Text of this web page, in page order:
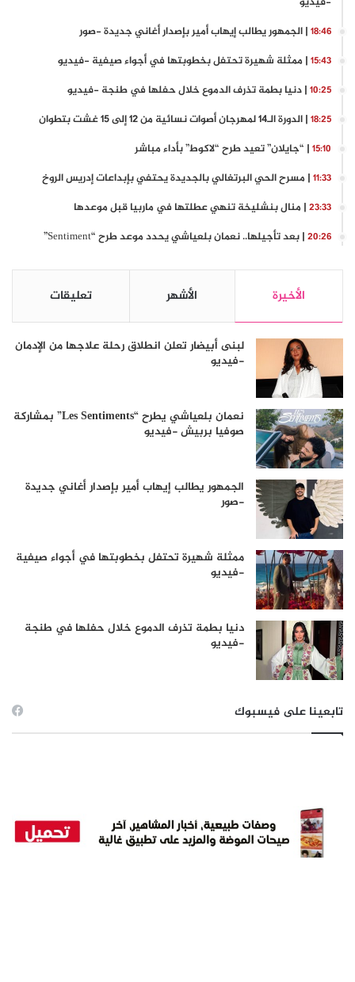
18:46 | الجمهور يطالب إيهاب أمير بإصدار أغاني جديدة -صور
15:43 | ممثلة شهيرة تحتفل بخطوبتها في أجواء صيفية -فيديو
10:25 | دنيا بطمة تذرف الدموع خلال حفلها في طنجة -فيديو
18:25 | الدورة الـ14 لمهرجان أصوات نسائية من 12 إلى 15 غشت بتطوان
15:10 | “جايلان” تعيد طرح “لاكوط” بأداء مباشر
11:33 | مسرح الحي البرتغالي بالجديدة يحتفي بإبداعات إدريس الروخ
23:33 | منال بنشليخة تنهي عطلتها في ماربيا قبل موعدها
20:26 | بعد تأجيلها.. نعمان بلعياشي يحدد موعد طرح “Sentiment”
الأخيرة الأشهر تعليقات
لبنى أبيضار تعلن انطلاق رحلة علاجها من الإدمان
-فيديو
نعمان بلعياشي يطرح “Les Sentiments” بمشاركة
صوفيا بربيش -فيديو
الجمهور يطالب إيهاب أمير بإصدار أغاني جديدة
-صور
ممثلة شهيرة تحتفل بخطوبتها في أجواء صيفية
-فيديو
دنيا بطمة تذرف الدموع خلال حفلها في طنجة
-فيديو
تابعينا على فيسبوك